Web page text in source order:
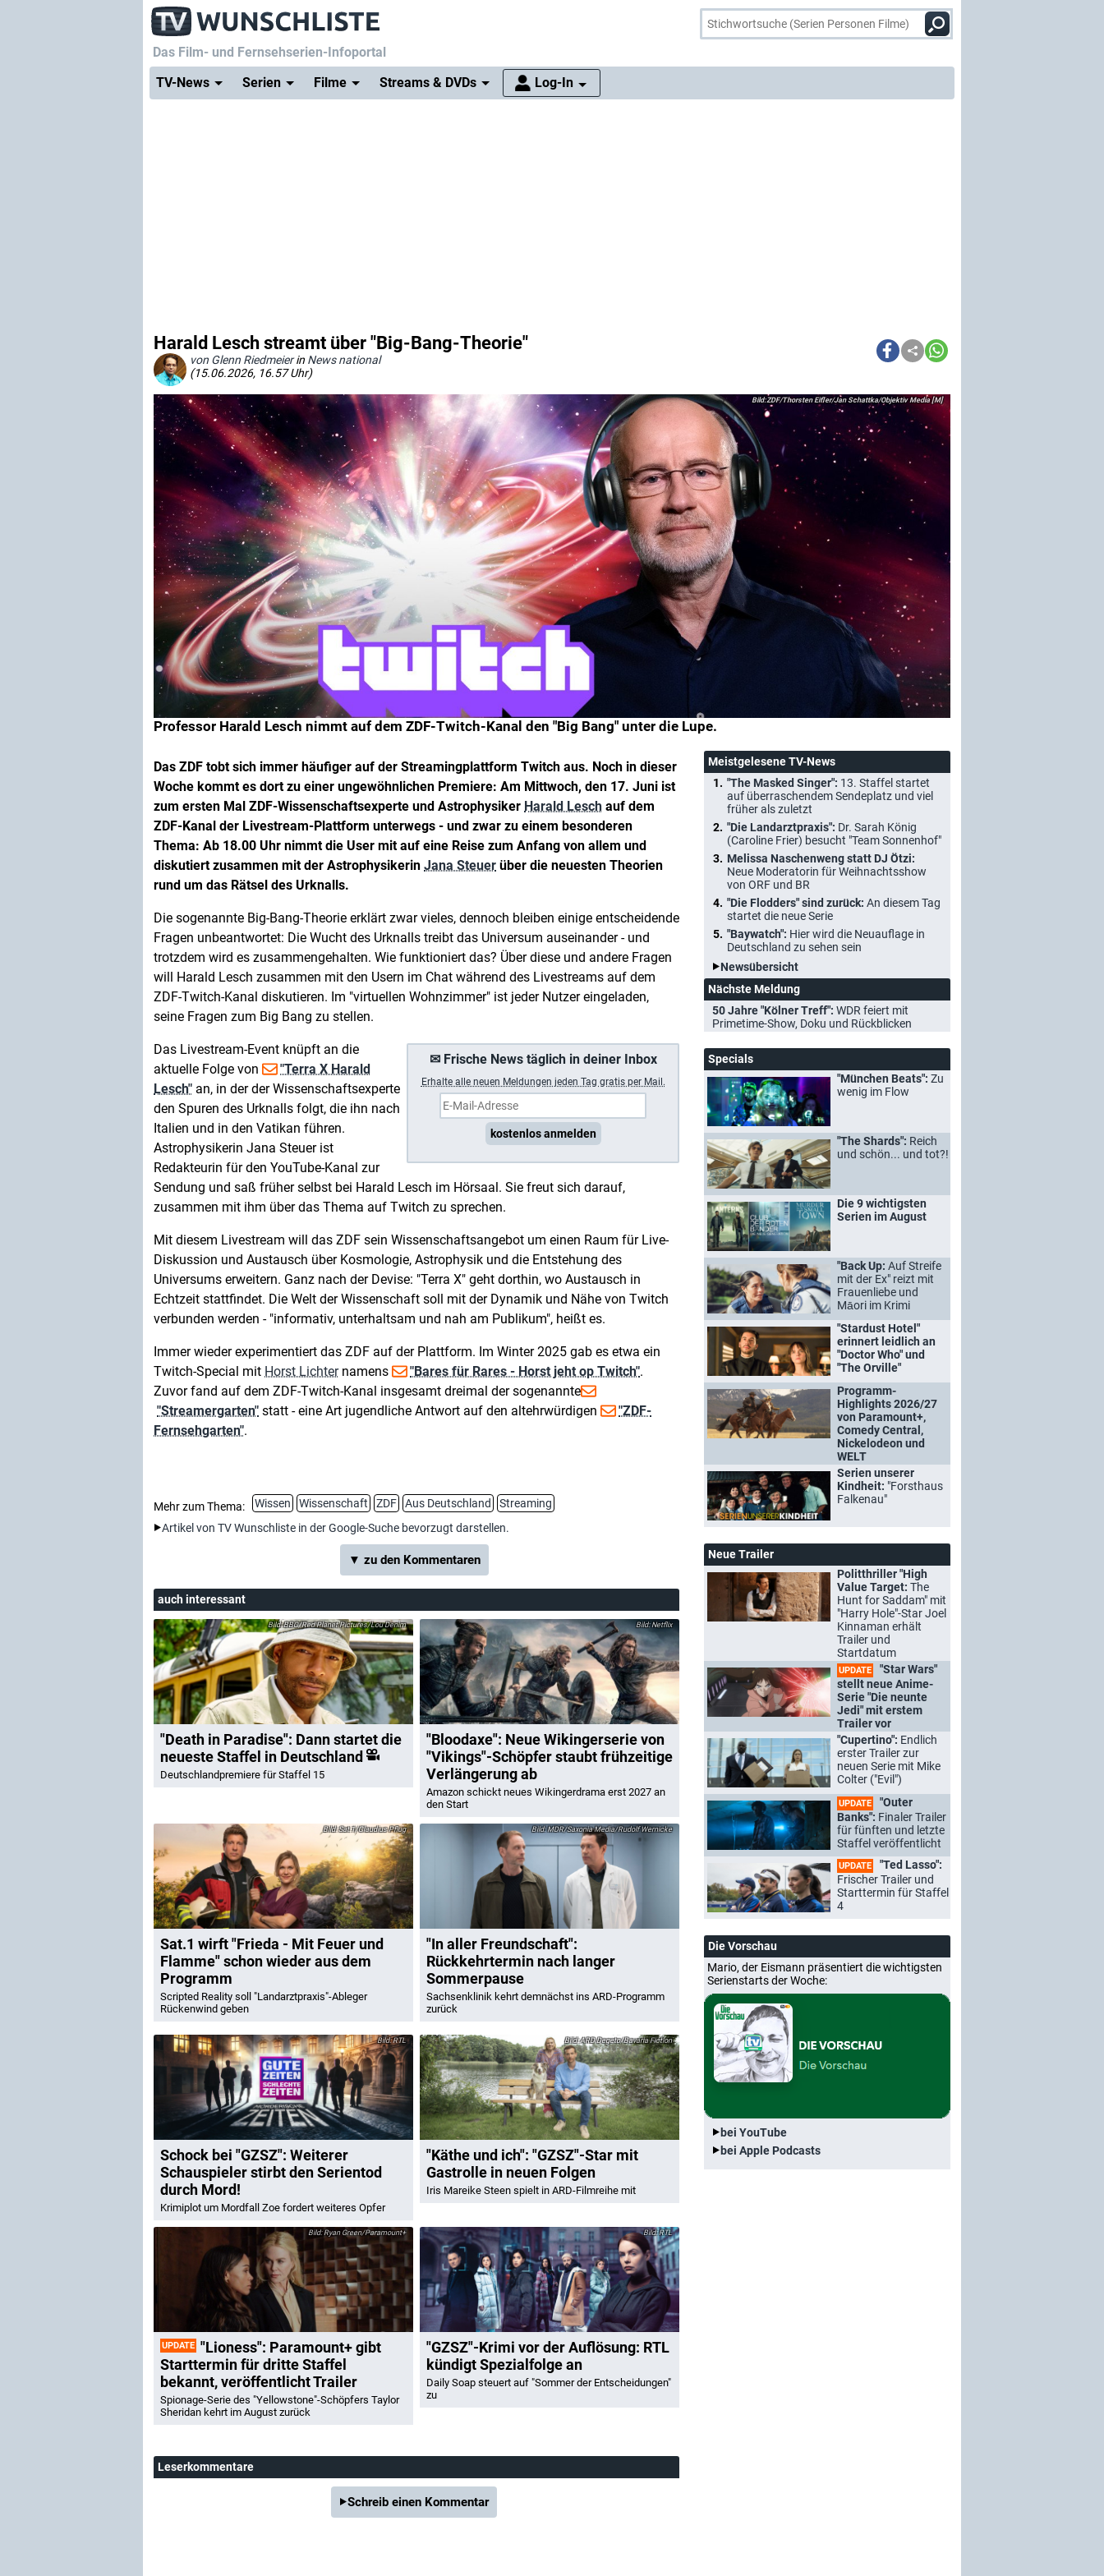
Das Film- und Fernsehserien-Infoportal
TV-News
Serien Filme Streams & DVDs Log-In
Harald Lesch streamt über "Big-Bang-Theorie"
von Glenn Riedmeierin News national
(15.06.2026, 16.57 Uhr)
Professor Harald Lesch nimmt auf dem ZDF-Twitch-Kanal den "Big Bang" unter die Lupe.
ZDF/Thorsten Eifler/Jan Schattka/Objektiv Media [M]
Das ZDF tobt sich immer häufiger auf der Streamingplattform Twitch aus. Noch in dieser
Woche kommt es dort zu einer ungewöhnlichen Premiere: Am Mittwoch, den 17. Juni ist
zum ersten Mal ZDF-Wissenschaftsexperte und Astrophysiker Harald Lesch auf dem
ZDF-Kanal der Livestream-Plattform unterwegs - und zwar zu einem besonderen
Thema: Ab 18.00 Uhr nimmt die User mit auf eine Reise zum Anfang von allem und
diskutiert zusammen mit der Astrophysikerin Jana Steuer über die neuesten Theorien
rund um das Rätsel des Urknalls.
Die sogenannte Big-Bang-Theorie erklärt zwar vieles, dennoch bleiben einige entscheidende
Fragen unbeantwortet: Die Wucht des Urknalls treibt das Universum auseinander - und
trotzdem wird es zusammengehalten. Wie funktioniert das? Über diese und andere Fragen
will Harald Lesch zusammen mit den Usern im Chat während des Livestreams auf dem
ZDF-Twitch-Kanal diskutieren. Im "virtuellen Wohnzimmer" ist jeder Nutzer eingeladen,
seine Fragen zum Big Bang zu stellen.
✉ Frische News täglich in deiner Inbox
Erhalte a lle neuen Meldungen jeden Tag gratis per Mail.
kostenlos anmelden
Das Livestream-Event knüpft an die
aktuelle Folge von
"Terra X Harald
Lesch" an, in der der Wissenschaftsexperte
den Spuren des Urknalls folgt, die ihn nach
Italien und in den Vatikan führen.
Astrophysikerin Jana Steuer ist
Redakteurin für den YouTube-Kanal zur
Sendung und saß früher selbst bei Harald Lesch im Hörsaal. Sie freut sich darauf,
zusammen mit ihm über das Thema auf Twitch zu sprechen.
Mit diesem Livestream will das ZDF sein Wissenschaftsangebot um einen Raum für Live-
Diskussion und Austausch über Kosmologie, Astrophysik und die Entstehung des
Universums erweitern. Ganz nach der Devise: "Terra X" geht dorthin, wo Austausch in
Echtzeit stattfindet. Die Welt der Wissenschaft soll mit der Dynamik und Nähe von Twitch
verbunden werden - "informativ, unterhaltsam und nah am Publikum", heißt es.
Immer wieder experimentiert das ZDF auf der Plattform. Im Winter 2025 gab es etwa ein
Twitch-Special mit Horst Lichternamens "Bares für Rares - Horst jeht op Twitch".
Zuvor fand auf dem ZDF-Twitch-Kanal insgesamt dreimal der sogenannte
"Streamergarten" statt - eine Art jugendliche Antwort auf den altehrwürdigen
"ZDF-
Fernsehgarten".
Mehr zum Thema: Wissen Wissenschaft ZDF Aus Deutschland
Streaming
Artikel von TV Wunschliste in der Google-Suche bevorzugt darstellen.
▼ zu den Kommentaren
auch interessant
BBC/Red Planet Pictures/Lou Denim
"Death in Paradise": Dann startet die
neueste Staffel in Deutschland
Deutschlandpremiere für Staffel 15
Netflix
"Bloodaxe": Neue Wikingerserie von
"Vikings"-Schöpfer staubt frühzeitige
Verlängerung ab
Amazon schickt neues Wikingerdrama erst 2027 an
den Start
Sat.1/Claudius Pflug
Sat.1 wirft "Frieda - Mit Feuer und
Flamme" schon wieder aus dem
Programm
Scripted Reality soll "Landarztpraxis"-Ableger
Rückenwind geben
MDR/Saxonia Media/Rudolf Wernicke
"In aller Freundschaft":
Rückkehrtermin nach langer
Sommerpause
Sachsenklinik kehrt demnächst ins ARD-Programm
zurück
RTL
Schock bei "GZSZ": Weiterer
Schauspieler stirbt den Serientod
durch Mord!
Krimiplot um Mordfall Zoe fordert weiteres Opfer
ARD Degeto/Bavaria Fiction
"Käthe und ich": "GZSZ"-Star mit
Gastrolle in neuen Folgen
Iris Mareike Steen spielt in ARD-Filmreihe mit
Ryan Green/Paramount+
UPDATE "Lioness": Paramount+ gibt
Starttermin für dritte Staffel
bekannt, veröffentlicht Trailer
Spionage-Serie des "Yellowstone"-Schöpfers Taylor
Sheridan kehrt im August zurück
RTL
"GZSZ"-Krimi vor der Auflösung: RTL
kündigt Spezialfolge an
Daily Soap steuert auf "Sommer der Entscheidungen"
zu
Leserkommentare
Schreib einen Kommentar
Meistgelesene TV-News
"The Masked Singer": 13. Staffel startet
auf überraschendem Sendeplatz und viel
früher als zuletzt
"Die Landarztpraxis": Dr. Sarah König
(Caroline Frier) besucht "Team Sonnenhof"
Melissa Naschenweng statt DJ Ötzi:
Neue Moderatorin für Weihnachtsshow
von ORF und BR
"Die Flodders" sind zurück: An diesem Tag
startet die neue Serie
"Baywatch": Hier wird die Neuauflage in
Deutschland zu sehen sein
Newsübersicht
Nächste Meldung
50 Jahre "Kölner Treff": WDR feiert mit
Primetime-Show, Doku und Rückblicken
Specials
"München Beats": Zu
wenig im Flow
"The Shards": Reich
und schön... und tot?!
Die 9 wichtigsten
Serien im August
"Back Up: Auf Streife
mit der Ex" reizt mit
Frauenliebe und
Māori im Krimi
"Stardust Hotel"
erinnert leidlich an
"Doctor Who" und
"The Orville"
Programm-
Highlights 2026/27
von Paramount+,
Comedy Central,
Nickelodeon und
WELT
Serien unserer
Kindheit: "Forsthaus
Falkenau"
Neue Trailer
Politthriller "High
Value Target: The
Hunt for Saddam" mit
"Harry Hole"-Star Joel
Kinnaman erhält
Trailer und
Startdatum
UPDATE
"Star Wars"
stellt neue Anime-
Serie "Die neunte
Jedi" mit erstem
Trailer vor
"Cupertino": Endlich
erster Trailer zur
neuen Serie mit Mike
Colter ("Evil")
UPDATE
"Outer
Banks": Finaler Trailer
für fünften und letzte
Staffel veröffentlicht
UPDATE
"Ted Lasso":
Frischer Trailer und
Starttermin für Staffel
4
Die Vorschau
Mario, der Eismann präsentiert die wichtigsten
Serienstarts der Woche:
bei YouTube
bei Apple Podcasts